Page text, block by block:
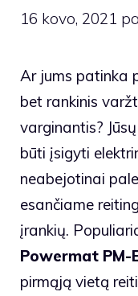
16 kovo, 2021
Ar jums patinka
bet rankinis
varginantis?
būti įsigyti
neabejotinai
esančiame
įrankių.
Powermat PM-
pirmąją vietą